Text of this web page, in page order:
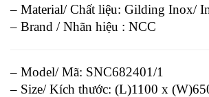
– Material/ Chất liệu: Gilding Inox/
– Brand / Nhãn hiệu : NCC
– Model/ Mã: SNC682401/1
– Size/ Kích thước: (L)1100 x